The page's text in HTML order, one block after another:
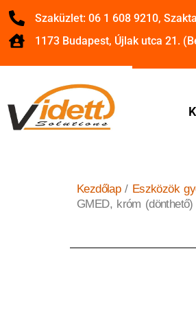
Szaküzlet: 06 1 608 9210,
1173 Budapest, Újlak utca 21.
Kezdőlap/ Eszközök
GMED, króm (dönthető)